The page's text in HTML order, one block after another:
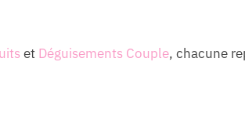
et Déguisements Couple, chacune